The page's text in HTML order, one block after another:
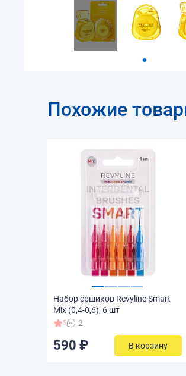
Похожие
Набор ёршиков Revyline Smart
Mix (0,4-0,6), 6 шт
5 2
590 ₽ В корзину